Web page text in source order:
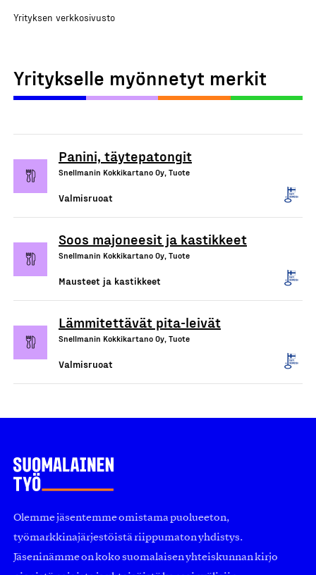
Yrityksen verkkosivusto
Yritykselle myönnetyt merkit
Panini, täytepatongit
Snellmanin Kokkikartano Oy, Tuote
Valmisruoat
Soos majoneesit ja kastikkeet
Snellmanin Kokkikartano Oy, Tuote
Mausteet ja kastikkeet
Lämmitettävät pita-leivät
Snellmanin Kokkikartano Oy, Tuote
Valmisruoat
Olemme jäsentemme omistama puolueeton,
työmarkkinajärjestöistä riippumaton yhdistys.
Jäseninämme on koko suomalaisen yhteiskunnan kirjo